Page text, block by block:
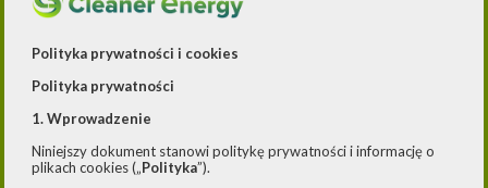
Redakcja o
Sprzedaż węgla wyniosła w
październiku 5,5 mln ton
Polityka prywatności i cookies
Polityka prywatności
1. Wprowadzenie
Niniejszy dokument stanowi politykę prywatności i informację o
plikach cookies („Polityka”).